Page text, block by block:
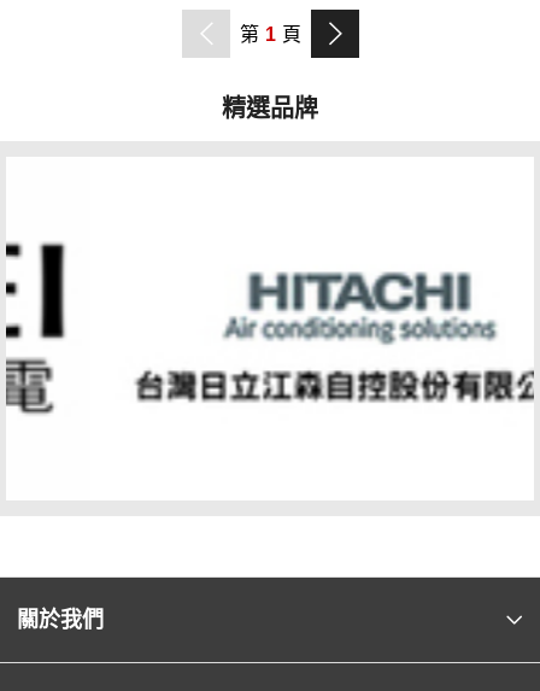
第 1 頁
精選品牌
關於我們